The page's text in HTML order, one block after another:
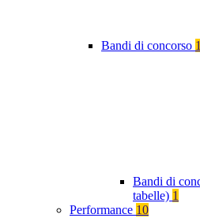
Bandi di concorso 1
Bandi di
tabelle) 1
Performance 10